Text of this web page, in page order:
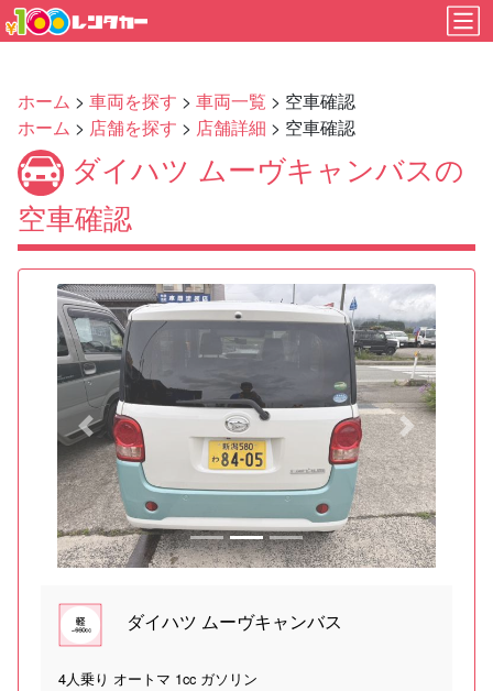
ホーム > 車両を探す > 車両一覧 > 空車確認
ホーム > 店舗を探す > 店舗詳細 > 空車確認
ダイハツ ムーヴキャンバスの
空車確認
Previous Next
ダイハツ ムーヴキャンバス
4人乗り オートマ 1cc ガソリン